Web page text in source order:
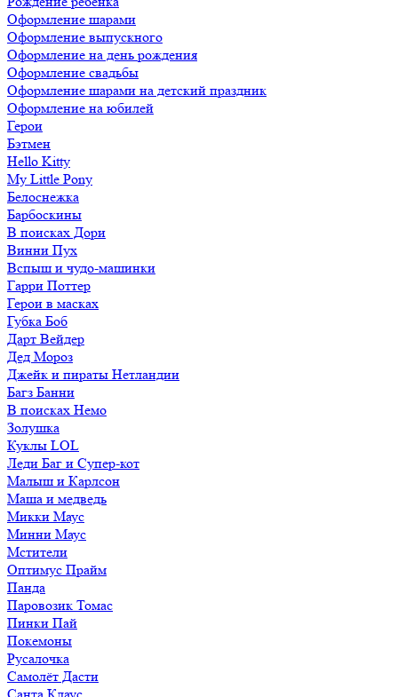
Оформление шарами
Оформление выпускного
Оформление на день рождения
Оформление свадьбы
Оформление шарами на детский праздник
Оформление на юбилей
Герои
Бэтмен
Hello Kitty
My Little Pony
Белоснежка
Барбоскины
В поисках Дори
Винни Пух
Вспыш и чудо-машинки
Гарри Поттер
Герои в масках
Губка Боб
Дарт Вейдер
Дед Мороз
Джейк и пираты Нетландии
Багз Банни
В поисках Немо
Золушка
Куклы LOL
Леди Баг и Супер-кот
Малыш и Карлсон
Маша и медведь
Микки Маус
Минни Маус
Мстители
Оптимус Прайм
Панда
Паровозик Томас
Пинки Пай
Покемоны
Русалочка
Самолёт Дасти